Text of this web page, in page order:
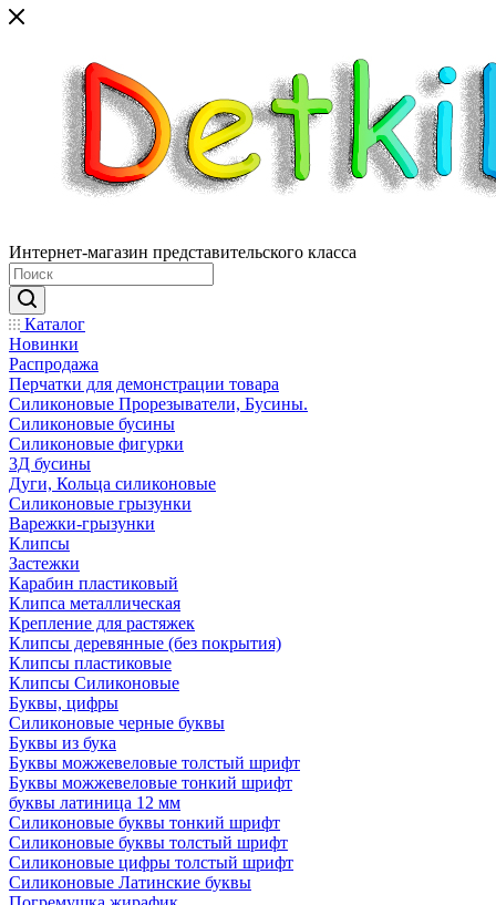
Интернет-магазин представительского класса
Каталог
Новинки
Распродажа
Перчатки для демонстрации товара
Силиконовые Прорезыватели, Бусины.
Силиконовые бусины
Силиконовые фигурки
3Д бусины
Дуги, Кольца силиконовые
Силиконовые грызунки
Варежки-грызунки
Клипсы
Застежки
Карабин пластиковый
Клипса металлическая
Крепление для растяжек
Клипсы деревянные (без покрытия)
Клипсы пластиковые
Клипсы Силиконовые
Буквы, цифры
Силиконовые черные буквы
Буквы из бука
Буквы можжевеловые толстый шрифт
Буквы можжевеловые тонкий шрифт
буквы латиница 12 мм
Силиконовые буквы тонкий шрифт
Силиконовые буквы толстый шрифт
Силиконовые цифры толстый шрифт
Силиконовые Латинские буквы